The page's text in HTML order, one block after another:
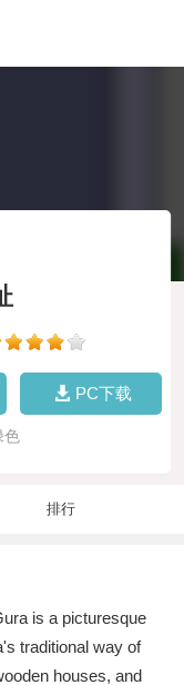
PC下载
色
排行
is a picturesque
traditional way of
houses, and